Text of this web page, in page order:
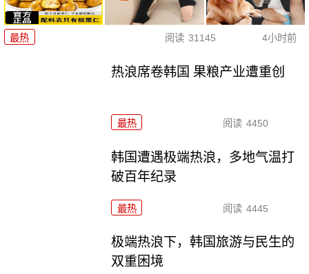
最热 阅读 31145 4小时前
热浪席卷韩国 果粮产业遭重创
最热 阅读 4450
韩国遭遇极端热浪，多地气温打
破百年纪录
最热 阅读 4445
极端热浪下，韩国旅游与民生的
双重困境